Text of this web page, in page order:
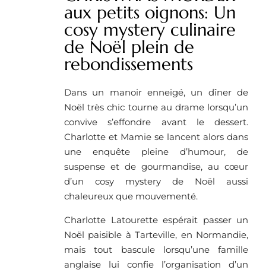
aux petits oignons: Un
cosy mystery culinaire
de Noël plein de
rebondissements
Dans un manoir enneigé, un dîner de
Noël très chic tourne au drame lorsqu’un
convive s’effondre avant le dessert.
Charlotte et Mamie se lancent alors dans
une enquête pleine d’humour, de
suspense et de gourmandise, au cœur
d’un cosy mystery de Noël aussi
chaleureux que mouvementé.
Charlotte Latourette espérait passer un
Noël paisible à Tarteville, en Normandie,
mais tout bascule lorsqu’une famille
anglaise lui confie l’organisation d’un